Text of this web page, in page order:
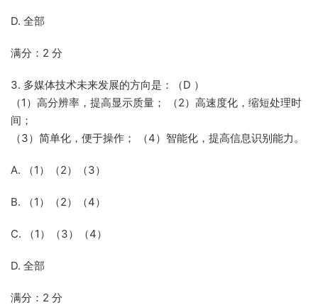
D. 全部
满分：2 分
3. 多媒体技术未来发展的方向是：（D ）
（1）高分辨率，提高显示质量； （2）高速度化，缩短处理时
间；
（3）简单化，便于操作； （4）智能化，提高信息识别能力。
A. （1）（2）（3）
B. （1）（2）（4）
C. （1）（3）（4）
D. 全部
满分：2 分